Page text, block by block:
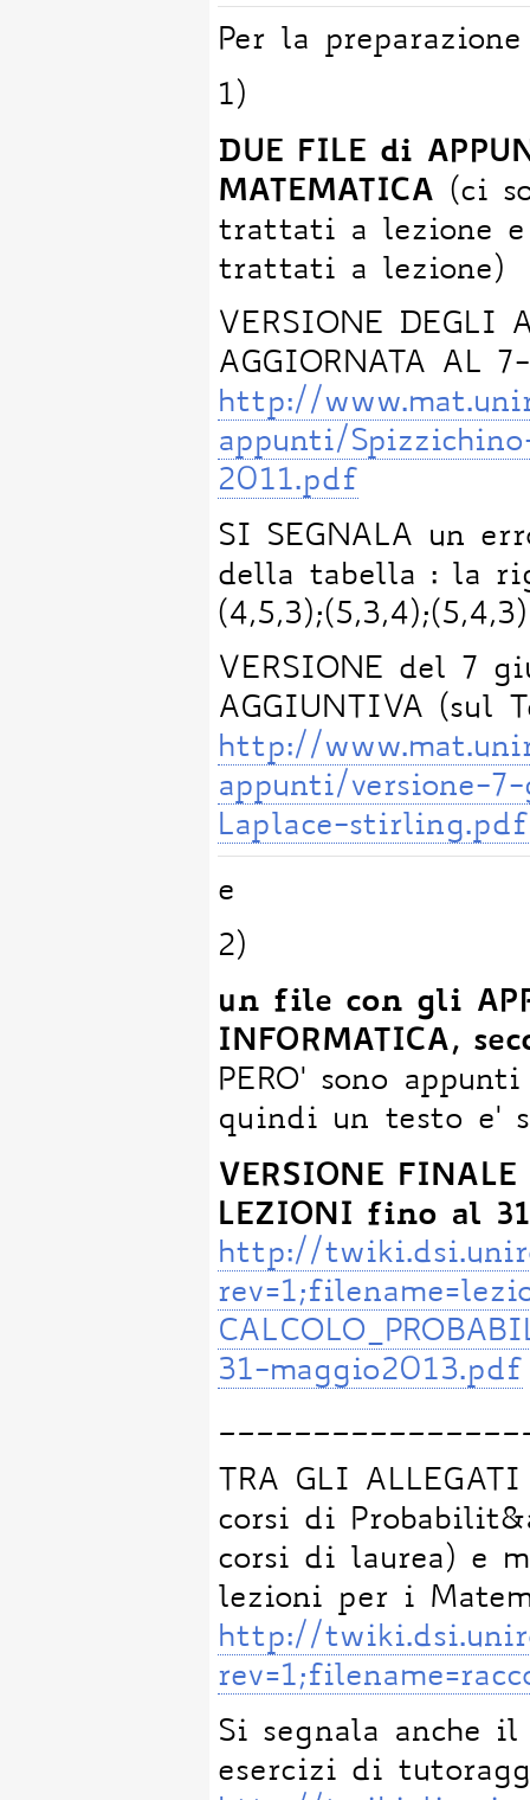
Per la
1)
DUE FILE di
MATEMATICA (ci
trattati a lezione e
trattati a lezione)
VERSIONE DEGLI
AGGIORNATA AL
http://
appunti/
2011.pdf
SI SEGNALA un
della tabella : la
VERSIONE del 7
AGGIUNTIVA (sul
http://
appunti/versione-
Laplace-stirling.pdf
e
2)
un file con gli
INFORMATICA,
PERO' sono
quindi un testo e'
VERSIONE
LEZIONI fino al
http://
31-maggio2013.pdf
TRA GLI
corsi di
corsi di laurea) e
lezioni per i
http://
Si segnala anche
esercizi di